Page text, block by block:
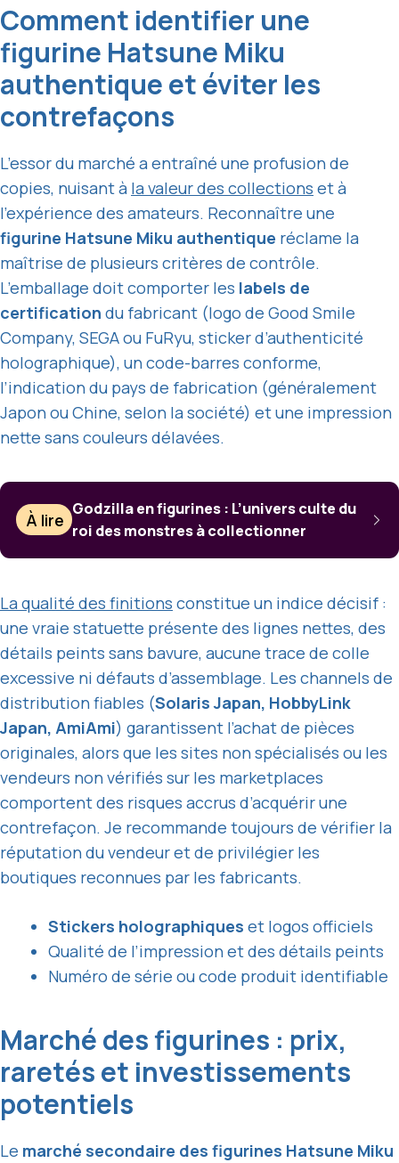
Comment identifier une
figurine Hatsune Miku
authentique et éviter les
contrefaçons
L’essor du marché a entraîné une profusion de
copies, nuisant à la valeur des collections et à
l’expérience des amateurs. Reconnaître une
figurine Hatsune Miku authentique réclame la
maîtrise de plusieurs critères de contrôle.
L’emballage doit comporter les labels de
certification du fabricant (logo de Good Smile
Company, SEGA ou FuRyu, sticker d’authenticité
holographique), un code-barres conforme,
l’indication du pays de fabrication (généralement
Japon ou Chine, selon la société) et une impression
nette sans couleurs délavées.
À lire
Godzilla en figurines : L’univers culte du
roi des monstres à collectionner
La qualité des finitions constitue un indice décisif :
une vraie statuette présente des lignes nettes, des
détails peints sans bavure, aucune trace de colle
excessive ni défauts d’assemblage. Les channels de
distribution fiables (Solaris Japan, HobbyLink
Japan, AmiAmi) garantissent l’achat de pièces
originales, alors que les sites non spécialisés ou les
vendeurs non vérifiés sur les marketplaces
comportent des risques accrus d’acquérir une
contrefaçon. Je recommande toujours de vérifier la
réputation du vendeur et de privilégier les
boutiques reconnues par les fabricants.
Stickers holographiques et logos officiels
Qualité de l’impression et des détails peints
Numéro de série ou code produit identifiable
Marché des figurines : prix,
raretés et investissements
potentiels
Le marché secondaire des figurines Hatsune Miku